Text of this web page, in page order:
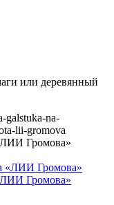
galstuka-na-
lii-gromova
Громова»
Громова»